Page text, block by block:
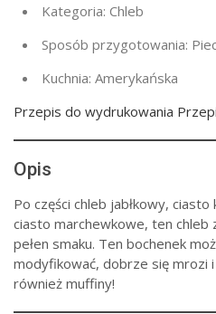
Kategoria: Chleb
Sposób przygotowania:
Kuchnia: Amerykańska
Przepis do wydrukowania
Opis
Po części chleb jabłkowy,
ciasto marchewkowe, ten
pełen smaku. Ten bochenek
modyfikować, dobrze się mrozi
również muffiny!